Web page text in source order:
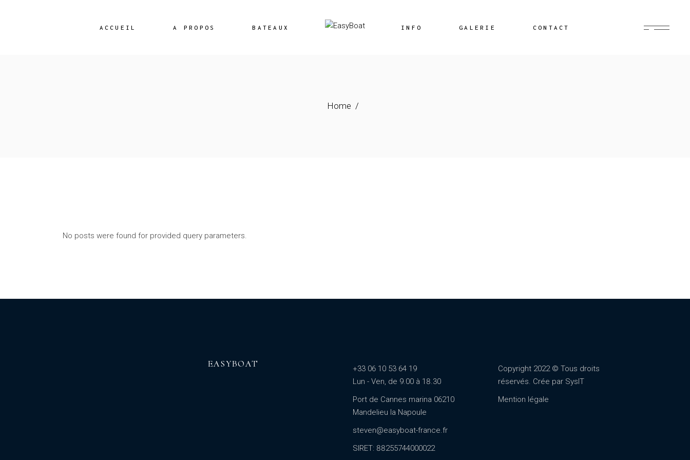
ACCUEIL A PROPOS BATEAUX INFO GALERIE CONTACT
Location
Home
No posts were found for provided query parameters.
EASYBOAT
+33 06 10 53 64 19
Lun - Ven, de 9.00 à 18.30
Port de Cannes marina 06210
Mandelieu la Napoule
steven@easyboat-france.fr
SIRET: 88255744000022
Copyright 2022 © Tous droits
réservés. Crée par SysIT
Mention légale